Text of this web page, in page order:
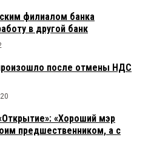
филиалом банка
в другой банк
после отмены НДС
«Хороший мэр
предшественником, а с